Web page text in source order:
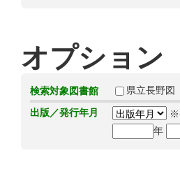
オプション
検索対象図書館 県立長野図
出版／発行年月
※
年